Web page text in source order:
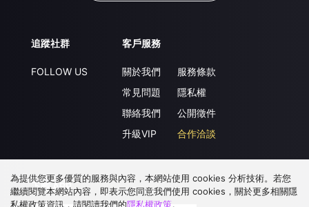
追蹤社群
FOLLOW US
客戶服務
關於我們
常見問題
聯絡我們
升級VIP
服務條款
隱私權
公開徵件
合作洽談
下載 APP
為提供您更多優質的服務與內容，本網站使用 cookies 分析技術。若您
繼續閱覽本網站內容，即表示您同意我們使用 cookies，關於更多相關隱
私權政策資訊，請閱讀我們的隱私權政策。